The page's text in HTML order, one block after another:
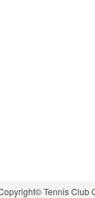
Tennis Club